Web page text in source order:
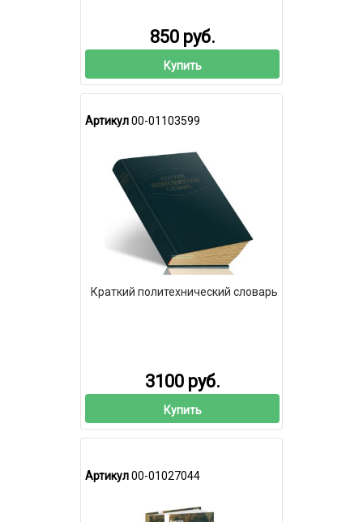
850 руб.
Купить
Артикул00-01103599
Краткий политехнический словарь
3100 руб.
Купить
Артикул00-01027044